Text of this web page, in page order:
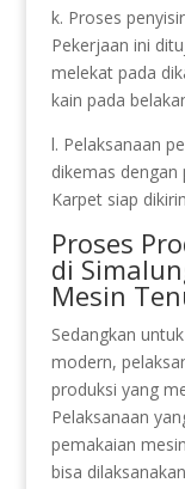
k. Proses
Pekerjaan ini
melekat pada
kain pada
l. Pelaksanaan
dikemas dengan
Karpet siap
Proses
di
Mesin
Sedangkan
modern,
produksi yang
Pelaksanaan
pemakaian
bisa